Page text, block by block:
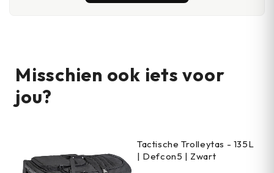
Misschien ook iets voor
jou?
Tactische Trolleytas - 135L
| Defcon5 | Zwart